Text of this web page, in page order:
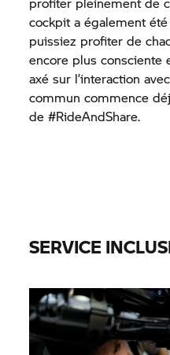
cockpit a également
puissiez profiter de
encore plus consciente
axé sur l’interaction
commun commence
de #RideAndShare.
SERVICE